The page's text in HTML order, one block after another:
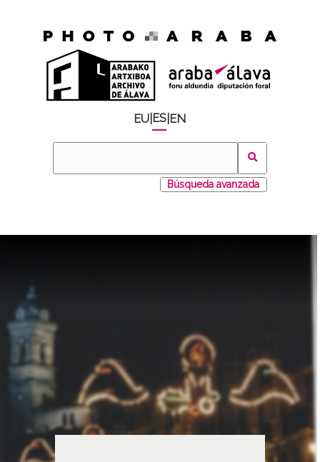
EU ES EN
Búsqueda avanzada